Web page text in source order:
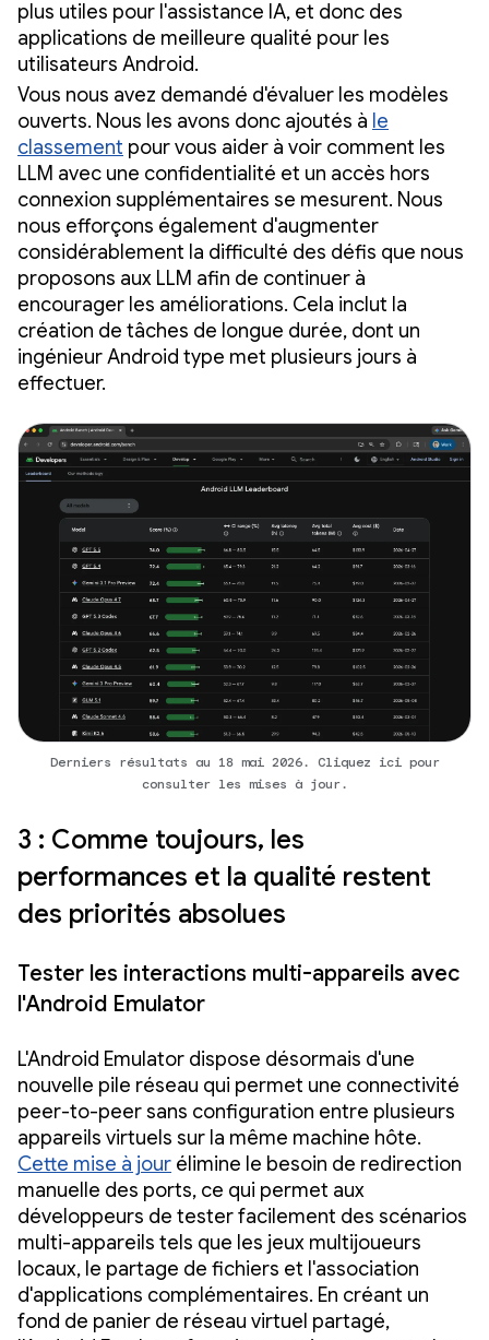
plus utiles pour l'assistance IA, et donc des
applications de meilleure qualité pour les
utilisateurs Android.
Vous nous avez demandé d'évaluer les modèles
ouverts. Nous les avons donc ajoutés à le
classement pour vous aider à voir comment les
LLM avec une confidentialité et un accès hors
connexion supplémentaires se mesurent. Nous
nous efforçons également d'augmenter
considérablement la difficulté des défis que nous
proposons aux LLM afin de continuer à
encourager les améliorations. Cela inclut la
création de tâches de longue durée, dont un
ingénieur Android type met plusieurs jours à
effectuer.
Derniers résultats au 18 mai 2026. Cliquez ici pour
consulter les mises à jour.
3 : Comme toujours, les
performances et la qualité restent
des priorités absolues
Tester les interactions multi-appareils avec
l'Android Emulator
L'Android Emulator dispose désormais d'une
nouvelle pile réseau qui permet une connectivité
peer-to-peer sans configuration entre plusieurs
appareils virtuels sur la même machine hôte.
Cette mise à jour élimine le besoin de redirection
manuelle des ports, ce qui permet aux
développeurs de tester facilement des scénarios
multi-appareils tels que les jeux multijoueurs
locaux, le partage de fichiers et l'association
d'applications complémentaires. En créant un
fond de panier de réseau virtuel partagé,